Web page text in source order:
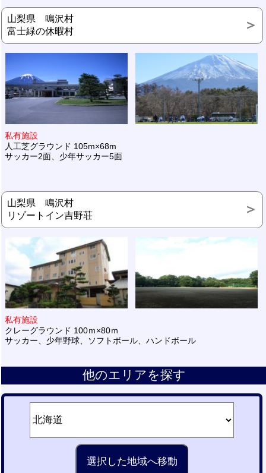
山梨県 鳴沢村
富士緑の休暇村
私有施設
人工芝グラウンド 105m×68m
サッカー2面、少年サッカー5面
山梨県 鳴沢村
リゾートイン吉野荘
私有施設
クレーグラウンド 100ｍ×80ｍ
サッカー、少年野球、ソフトボール、ハンドボール
他のエリアを探す